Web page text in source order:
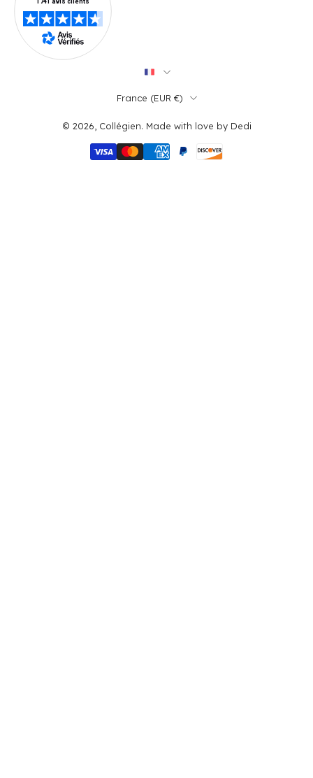
France ‎(EUR €)‎
© 2026, Collégien. Made with love by Dedi